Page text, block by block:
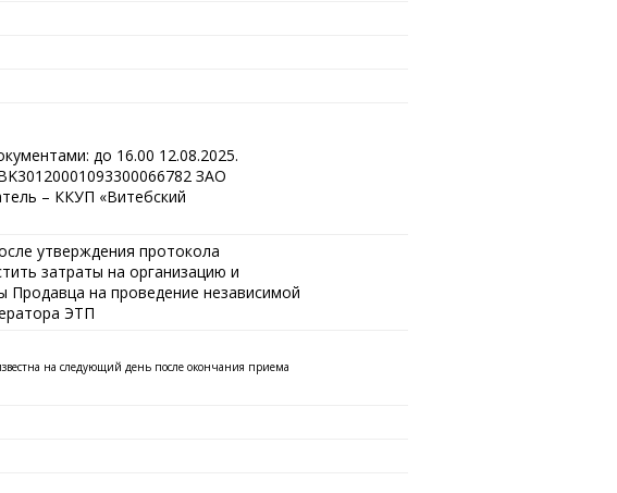
до 16.00 12.08.2025.
ЗАО
– ККУП «Витебский
утверждения протокола
затраты на организацию и
Продавца на проведение независимой
ЭТП
на следующий день после окончания приема